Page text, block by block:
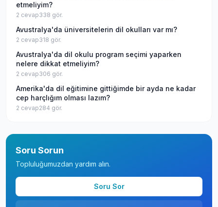
etmeliyim?
2 cevap338 gör.
Avustralya'da üniversitelerin dil okulları var mı?
2 cevap318 gör.
Avustralya'da dil okulu program seçimi yaparken
nelere dikkat etmeliyim?
2 cevap306 gör.
Amerika'da dil eğitimine gittiğimde bir ayda ne kadar
cep harçlığım olması lazım?
2 cevap284 gör.
Soru Sorun
Topluluğumuzdan yardım alın.
Soru Sor